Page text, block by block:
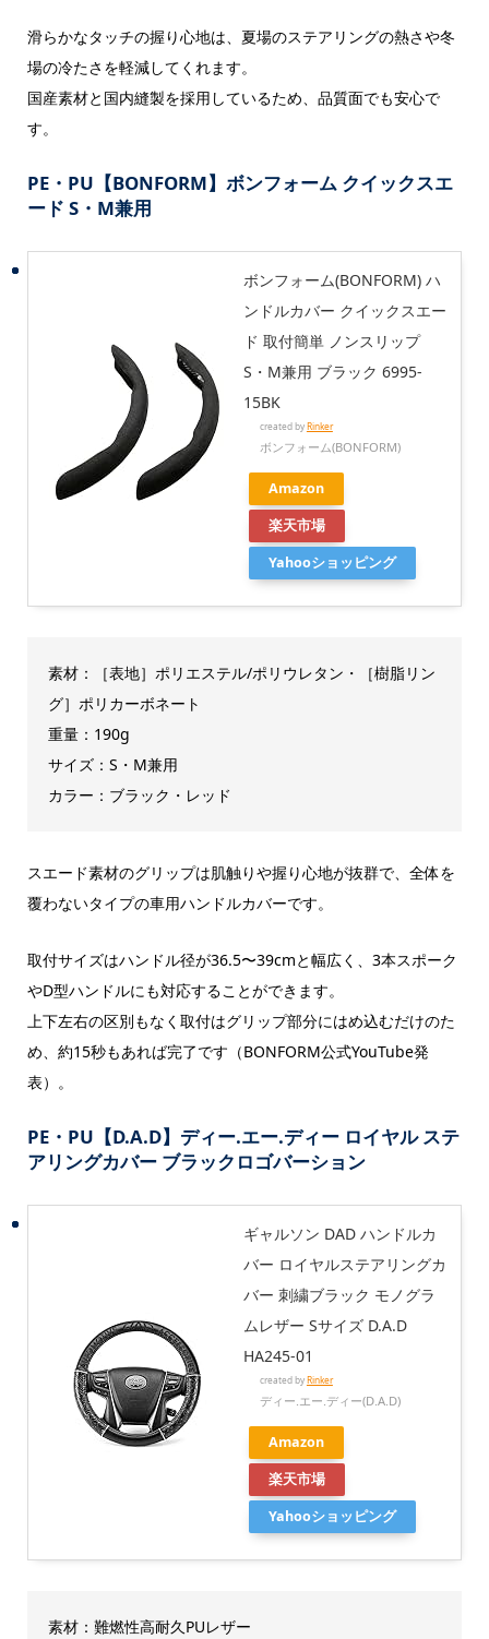
滑らかなタッチの握り心地は、夏場のステアリングの熱さや冬
場の冷たさを軽減してくれます。
国産素材と国内縫製を採用しているため、品質面でも安心で
す。
PE・PU【BONFORM】ボンフォーム クイックスエ
ード S・M兼用
ボンフォーム(BONFORM) ハ
ンドルカバー クイックスエー
ド 取付簡単 ノンスリップ
S・M兼用 ブラック 6995-
15BK
created byRinker
ボンフォーム(BONFORM)
Amazon
楽天市場
Yahooショッピング
素材：［表地］ポリエステル/ポリウレタン・［樹脂リン
グ］ポリカーボネート
重量：190g
サイズ：S・M兼用
カラー：ブラック・レッド
スエード素材のグリップは肌触りや握り心地が抜群で、全体を
覆わないタイプの車用ハンドルカバーです。
取付サイズはハンドル径が36.5〜39cmと幅広く、3本スポーク
やD型ハンドルにも対応することができます。
上下左右の区別もなく取付はグリップ部分にはめ込むだけのた
め、約15秒もあれば完了です（BONFORM公式YouTube発
表）。
PE・PU【D.A.D】ディー.エー.ディー ロイヤル ステ
アリングカバー ブラックロゴバーション
ギャルソン DAD ハンドルカ
バー ロイヤルステアリングカ
バー 刺繍ブラック モノグラ
ムレザー Sサイズ D.A.D
HA245-01
created by Rinker
ディー.エー.ディー(D.A.D)
Amazon
楽天市場
Yahooショッピング
素材：難燃性高耐久PUレザー